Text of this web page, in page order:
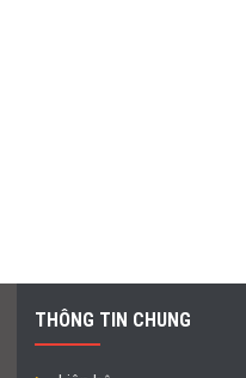
THÔNG TIN CHUNG